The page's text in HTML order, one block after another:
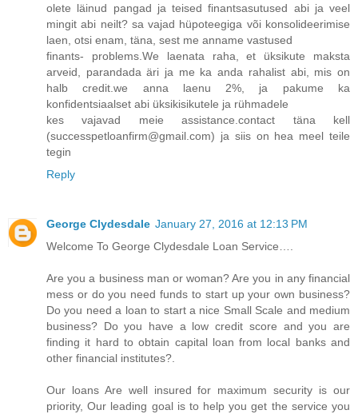
olete läinud pangad ja teised finantsasutused abi ja veel
mingit abi neilt? sa vajad hüpoteegiga või konsolideerimise
laen, otsi enam, täna, sest me anname vastused
finants- problems.We laenata raha, et üksikute maksta
arveid, parandada äri ja me ka anda rahalist abi, mis on
halb credit.we anna laenu 2%, ja pakume ka
konfidentsiaalset abi üksikisikutele ja rühmadele
kes vajavad meie assistance.contact täna kell
(successpetloanfirm@gmail.com) ja siis on hea meel teile
tegin
Reply
George Clydesdale January 27, 2016 at 12:13 PM
Welcome To George Clydesdale Loan Service….
Are you a business man or woman? Are you in any financial
mess or do you need funds to start up your own business?
Do you need a loan to start a nice Small Scale and medium
business? Do you have a low credit score and you are
finding it hard to obtain capital loan from local banks and
other financial institutes?.
Our loans Are well insured for maximum security is our
priority, Our leading goal is to help you get the service you